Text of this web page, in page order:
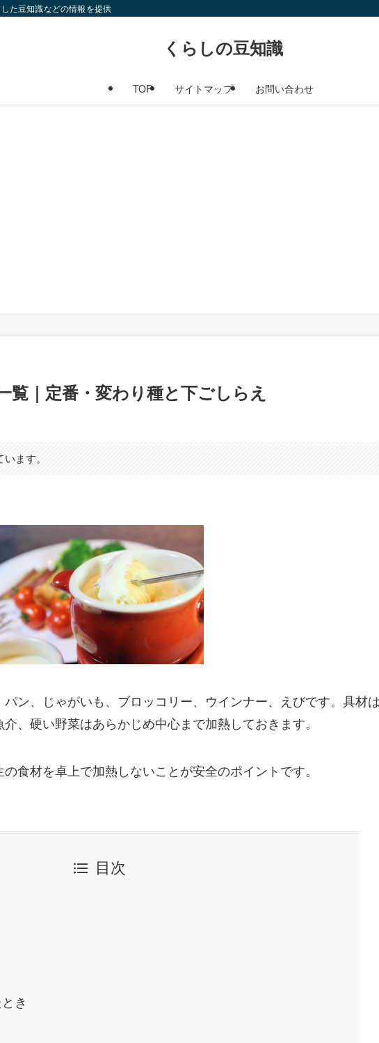
た豆知識などの情報を提供
くらしの豆知識
TOP サイトマップ お問い合わせ
覧｜定番・変わり種と下ごしらえ
ます。
ン、じゃがいも、ブロッコリー、ウインナー、えびです。具材
、硬い野菜はあらかじめ中心まで加熱しておきます。
食材を卓上で加熱しないことが安全のポイントです。
目次
き